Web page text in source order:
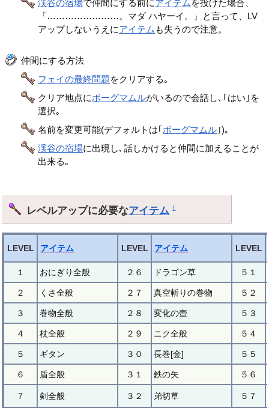
渓谷の宿場で仲間にする前にアイテム を投げた場合、
「……………………。マダ ハヤーイ。」と言って、LV
アップしないうえにアイテム も失うので注意。
仲間にする方法
フェイの最終問題 をクリアする｡
クリア地点にボーグマムルがいるので会話し､｢はい｣を
選択｡
名前を変更可能(デフォルトは｢ボーグマムル ｣)｡
渓谷の宿場に出現し､話しかけると仲間に加えることが
出来る｡
レベルアップに必要なアイテム †
LEVEL アイテム LEVEL アイテム LEVEL
１ おにぎり全般 ２６ ドラゴン草 ５１
２ くさ全般 ２７ 真空斬りの巻物 ５２
３ 巻物全般 ２８ 変化の壺 ５３
４ 杖全般 ２９ ニク全般 ５４
５ ギタン ３０ 長巻[金] ５５
６ 盾全般 ３１ 鉄の矢 ５６
７ 剣全般 ３２ 弟切草 ５７